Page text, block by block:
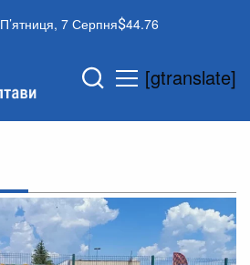
П’ятниця, 7 Серпня 44.76
[gtranslate]